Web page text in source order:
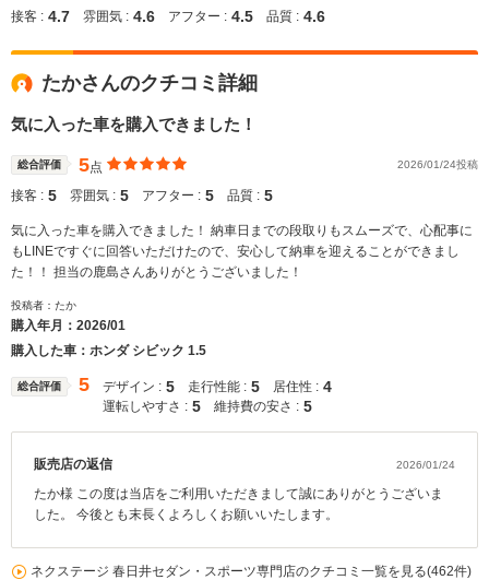
接客 : 4.7 雰囲気 : 4.6 アフター : 4.5 品質 : 4.6
たかさんのクチコミ詳細
気に入った車を購入できました！
総合評価 5点 2026/01/24投稿
接客 : 5 雰囲気 : 5 アフター : 5 品質 : 5
気に入った車を購入できました！ 納車日までの段取りもスムーズで、心配事に
もLINEですぐに回答いただけたので、安心して納車を迎えることができまし
た！！ 担当の鹿島さんありがとうございました！
投稿者：たか
購入年月： 2026/01
購入した車：ホンダ シビック 1.5
総合評価 5 デザイン : 5 走行性能 : 5 居住性 : 4
運転しやすさ : 5 維持費の安さ : 5
販売店の返信 2026/01/24
たか様 この度は当店をご利用いただきまして誠にありがとうございま
した。 今後とも末長くよろしくお願いいたします。
ネクステージ 春日井セダン・スポーツ専門店のクチコミ一覧を見る(462件)